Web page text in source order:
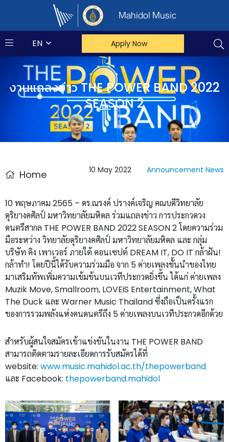
Mahidol Music
EN Apply Now
งานแถลงข่าว THE POWER BAND 2022
SEASON 2
Home 10 May 2022 Announcement News
10 พฤษภาคม 2565 – ดร.ณรงค์ ปรางค์เจริญ คณบดีวิทยาลัย
ดุริยางคศิลป์ มหาวิทยาลัยมหิดล ร่วมแถลงข่าว การประกวดวง
ดนตรีสากล THE POWER BAND 2022 SEASON 2 โดยความร่วม
มือระหว่าง วิทยาลัยดุริยางคศิลป์ มหาวิทยาลัยมหิดล และ กลุ่ม
บริษัท คิง เพาเวอร์ ภายใต้ คอนเซปต์ DREAM IT, DO IT กล้าฝัน!
กล้าทำ! โดยปีนี้ได้รับความร่วมมือ จาก 5 ค่ายเพลงชั้นนำของไทย
มาเสริมทัพเพิ่มความเข้มข้นบนเวทีประกวดยิ่งขึ้น ได้แก่ ค่ายเพลง
Muzik Move, Smallroom, LOVEiS Entertainment, What
The Duck และ Warner Music Thailand ซึ่งถือเป็นครั้งแรก
ของการรวมพลังแห่งคนดนตรีถึง 5 ค่ายเพลงบนเวทีประกวดอีกด้วย
สำหรับผู้สนใจสมัครเข้าแข่งขันในงาน THE POWER BAND
สามารถติดตามรายละเอียดการรับสมัครได้ที่
website: www.music.mahidol.ac.th/thepowerband
และ Facebook: thepowerband.mahidol